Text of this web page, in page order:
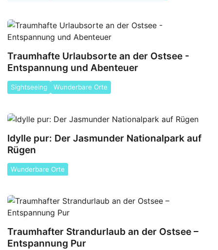
Traumhafte Urlaubsorte an der Ostsee -
Entspannung und Abenteuer
Sightseeing Wunderbare Orte
Idylle pur: Der Jasmunder Nationalpark auf
Rügen
Wunderbare Orte
Traumhafter Strandurlaub an der Ostsee –
Entspannung Pur